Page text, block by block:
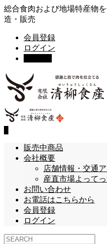
総合食肉および地場特産物
造・販売
会員登録
ログイン
販売中商品
会社概要
店舗情報・交通
産直市場よって
お問い合わせ
お電話はこちらから
会員登録
ログイン